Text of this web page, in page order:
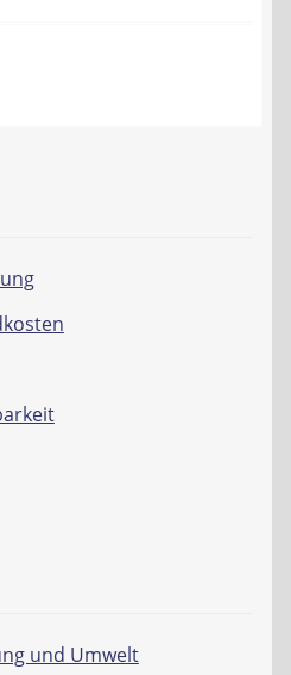
und Umwelt